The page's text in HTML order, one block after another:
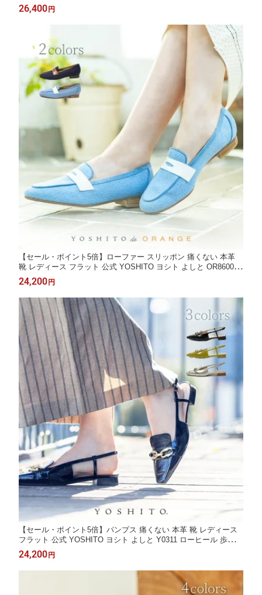
本革 ローヒール 走れる 通勤 人気 OL パープルコンビ ライムコン
ビ 6.5cm ヒール 外反母趾 幅広 柔らかい ぺったんこ
26,400円
【セール・ポイント5倍】ローファー スリッポン 痛くない 本革
靴 レディース フラット 公式 YOSHITO ヨシト よしと OR8600A
ローヒール 歩きやすい 走れる 通勤 人気 オフィス ネイビーコン
ビ ライトブルーコンビ 外反母趾 幅広 仕事用 ぺたんこ
24,200円
【セール・ポイント5倍】パンプス 痛くない 本革 靴 レディース
フラット 公式 YOSHITO ヨシト よしと Y0311 ローヒール 歩きや
すい 走れる 通勤 人気 オフィス ブラックエナメル ライムエナメ
ル プラチナ 1.8cm 外反母趾 幅広 仕事用 ぺたんこ
24,200円